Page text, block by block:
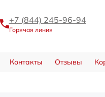
+7 (844) 245-96-94
Горячая линия
Контакты Отзывы